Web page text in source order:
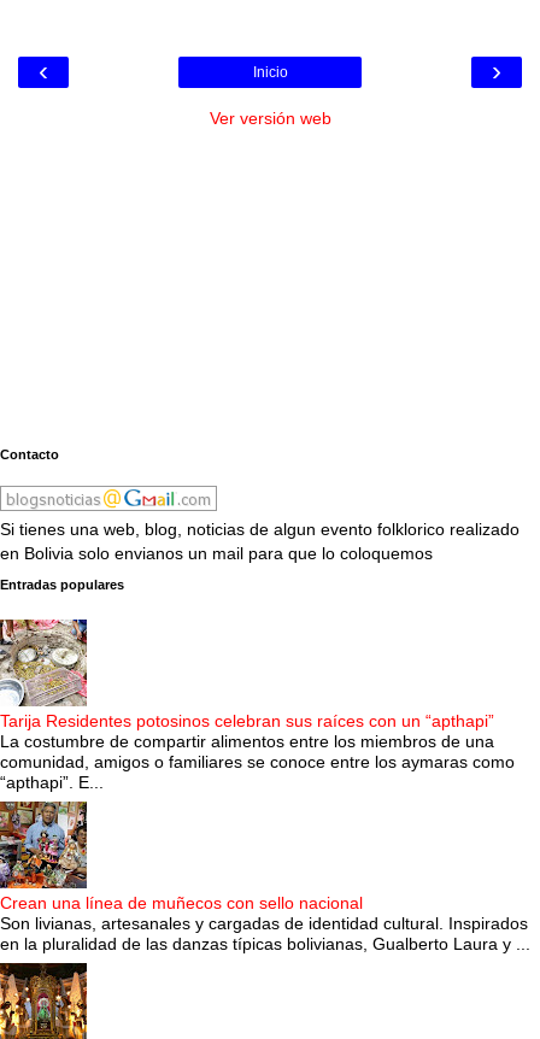
‹ ›
Inicio
Ver versión web
Contacto
Si tienes una web, blog, noticias de algun evento folklorico realizado
en Bolivia solo envianos un mail para que lo coloquemos
Entradas populares
Tarija Residentes potosinos celebran sus raíces con un “apthapi”
La costumbre de compartir alimentos entre los miembros de una
comunidad, amigos o familiares se conoce entre los aymaras como
“apthapi”. E...
Crean una línea de muñecos con sello nacional
Son livianas, artesanales y cargadas de identidad cultural. Inspirados
en la pluralidad de las danzas típicas bolivianas, Gualberto Laura y ...